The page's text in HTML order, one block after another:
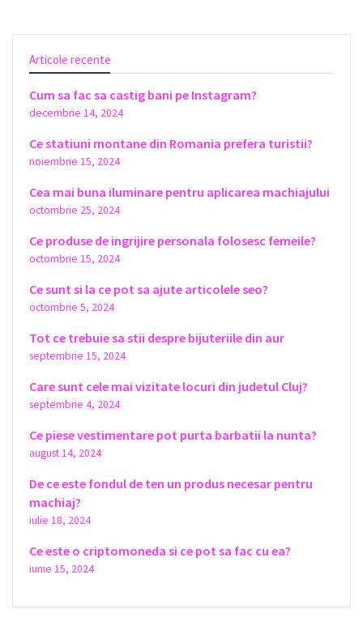
Articole recente
Cum sa fac sa castig bani pe Instagram?
decembrie 14, 2024
Ce statiuni montane din Romania prefera turistii?
noiembrie 15, 2024
Cea mai buna iluminare pentru aplicarea machiajului
octombrie 25, 2024
Ce produse de ingrijire personala folosesc femeile?
octombrie 15, 2024
Ce sunt si la ce pot sa ajute articolele seo?
octombrie 5, 2024
Tot ce trebuie sa stii despre bijuteriile din aur
septembrie 15, 2024
Care sunt cele mai vizitate locuri din judetul Cluj?
septembrie 4, 2024
Ce piese vestimentare pot purta barbatii la nunta?
august 14, 2024
De ce este fondul de ten un produs necesar pentru
machiaj?
iulie 18, 2024
Ce este o criptomoneda si ce pot sa fac cu ea?
iunie 15, 2024